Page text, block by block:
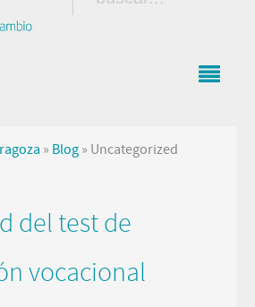
» Blog » Uncategorized
del test de
vocacional